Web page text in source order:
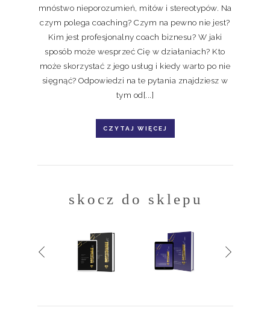
mnóstwo nieporozumień, mitów i stereotypów. Na
czym polega coaching? Czym na pewno nie jest?
Kim jest profesjonalny coach biznesu? W jaki
sposób może wesprzeć Cię w działaniach? Kto
może skorzystać z jego usług i kiedy warto po nie
sięgnąć? Odpowiedzi na te pytania znajdziesz w
tym od[...]
CZYTAJ WIĘCEJ
skocz do sklepu